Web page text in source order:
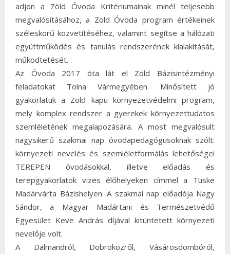
adjon a Zöld Óvoda Kritériumainak minél teljesebb
megvalósításához, a Zöld Óvoda program értékeinek
széleskörű közvetítéséhez, valamint segítse a hálózati
együttműködés és tanulás rendszerének kialakítását,
működtetését.
Az Óvoda 2017 óta lát el Zöld Bázisintézményi
feladatokat Tolna Vármegyében. Minősített jó
gyakorlatuk a Zöld kapu környezetvédelmi program,
mely komplex rendszer a gyerekek környezettudatos
szemléletének megalapozására. A most megvalósult
nagysikerű szakmai nap óvodapedagógusoknak szólt:
környezeti nevelés és szemléletformálás lehetőségei
TEREPEN óvodásokkal, illetve előadás és
terepgyakorlatok vizes élőhelyeken címmel a Tüske
Madárvárta Bázishelyen. A szakmai nap előadója Nagy
Sándor, a Magyar Madártani és Természetvédő
Egyesület Keve András díjával kitüntetett környezeti
nevelője volt.
A Dalmandról, Döbröközről, Vásárosdombóról,